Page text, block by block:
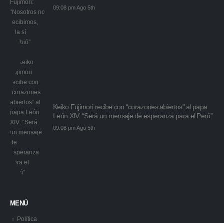
09:08 pm Ago 5th
Keiko Fujimori recibe con “corazones abiertos” al papa
León XIV: “Será un mensaje de esperanza para el Perú”
09:08 pm Ago 5th
MENÚ
Política